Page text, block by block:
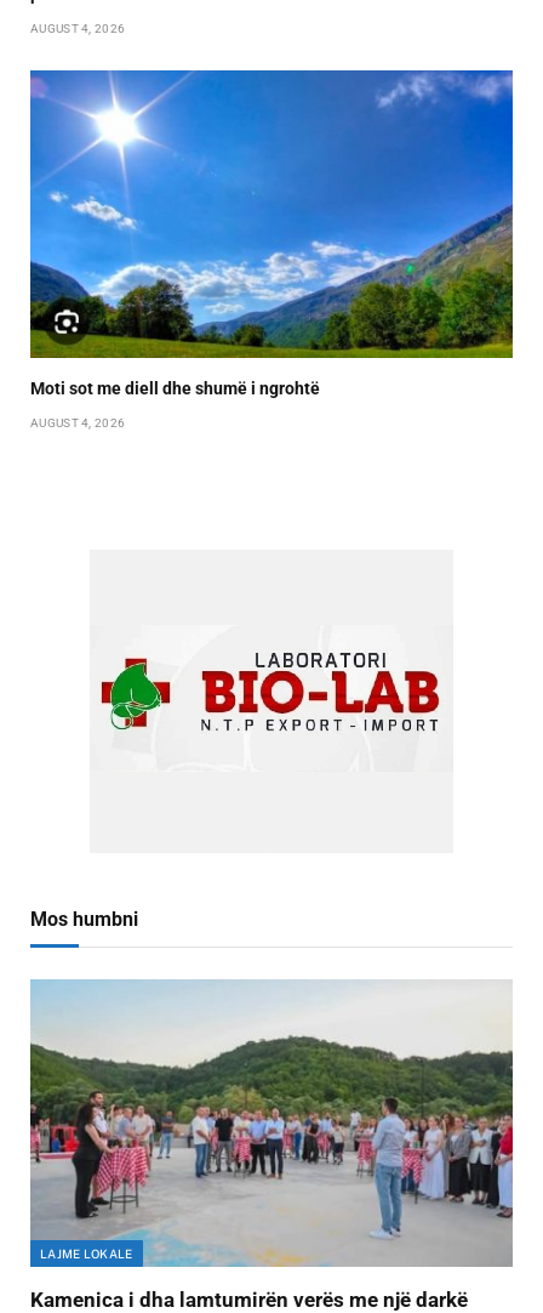
AUGUST 4, 2026
Moti sot me diell dhe shumë i ngrohtë
AUGUST 4, 2026
Mos humbni
LAJME LOKALE
Kamenica i dha lamtumirën verës me një darkë